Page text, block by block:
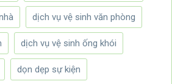
dịch vụ vệ sinh văn phòng
dịch vụ vệ sinh ống khói
dọn dẹp sự kiện